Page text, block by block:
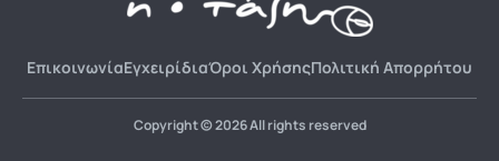
ΕπικοινωνίαΕγχειρίδιαΌροι ΧρήσηςΠολιτική Απορρήτου
Copyright © 2026 All rights reserved